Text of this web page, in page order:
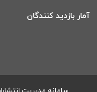
آمار بازدید کنندگان